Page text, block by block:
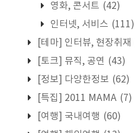
영화, 콘서트 (42)
인터넷, 서비스 (111)
[테마] 인터뷰, 현장취재
[토크] 뮤직, 공연 (43)
[정보] 다양한정보 (62)
[특집] 2011 MAMA (7)
[여행] 국내여행 (60)